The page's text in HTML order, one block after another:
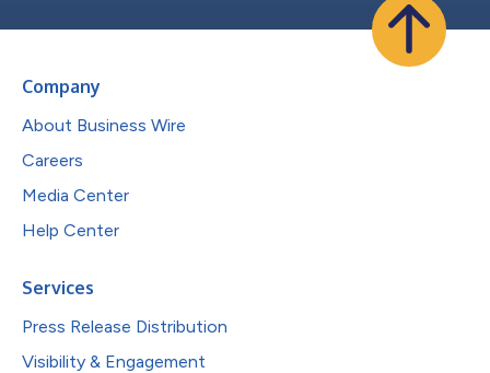
Company
About Business Wire
Careers
Media Center
Help Center
Services
Press Release Distribution
Visibility & Engagement